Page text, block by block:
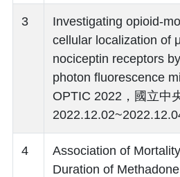
3
Investigating opioid-
cellular localization of
nociceptin receptors
photon fluorescence
OPTIC 2022，國立中
4
Association of
Duration of Methadone